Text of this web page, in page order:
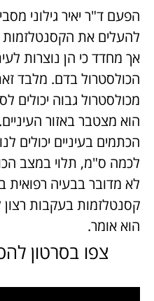
הפעם ד"ר יאיר גילוני
להעלים את הקסנטלזמות
אך מחדד כי הן נוצרות
הכולסטרול בדם. מלבד
מכולסטרול גבוה יכולים
הוא מצטבר באזור
הכתמים בעיניים יכולים
לכמה ס"מ, תלוי במצב
לא מדובר בבעיה רפואית
קסנטלזמות בעקבות
הוא אומר.
צפו בסרטון